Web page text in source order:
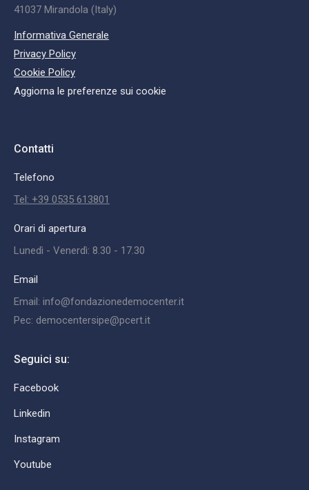
41037 Mirandola (Italy)
Informativa Generale
Privacy Policy
Cookie Policy
Aggiorna le preferenze sui cookie
Contatti
Telefono
Tel: +39 0535 613801
Orari di apertura
Lunedì - Venerdì: 8.30 - 17.30
Email
Email: info@fondazionedemocenter.it
Pec: democentersipe@pcert.it
Seguici su:
Facebook
Linkedin
Instagram
Youtube